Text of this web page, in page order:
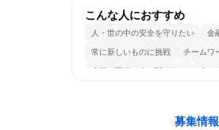
こんな人におすすめ
人・世の中の安全を守りたい 金
常に新しいものに挑戦 チームワ
多様な職種の人と関われる 人と
募集情報